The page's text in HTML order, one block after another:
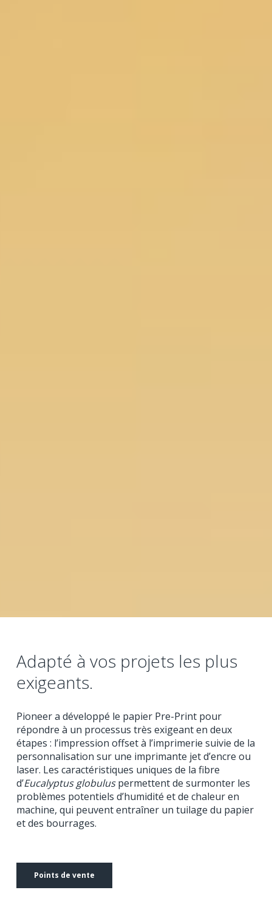
Adapté à vos projets les plus
exigeants.
Pioneer a développé le papier Pre-Print pour
répondre à un processus très exigeant en deux
étapes : l’impression offset à l’imprimerie suivie de la
personnalisation sur une imprimante jet d’encre ou
laser. Les caractéristiques uniques de la fibre
d’Eucalyptus globuluspermettent de surmonter les
problèmes potentiels d’humidité et de chaleur en
machine, qui peuvent entraîner un tuilage du papier
et des bourrages.
Points de vente